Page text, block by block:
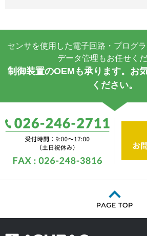
センサを使用した電子回路・プログ
データ管理もお任せくだ
制御装置のOEMも承ります。お
ください。